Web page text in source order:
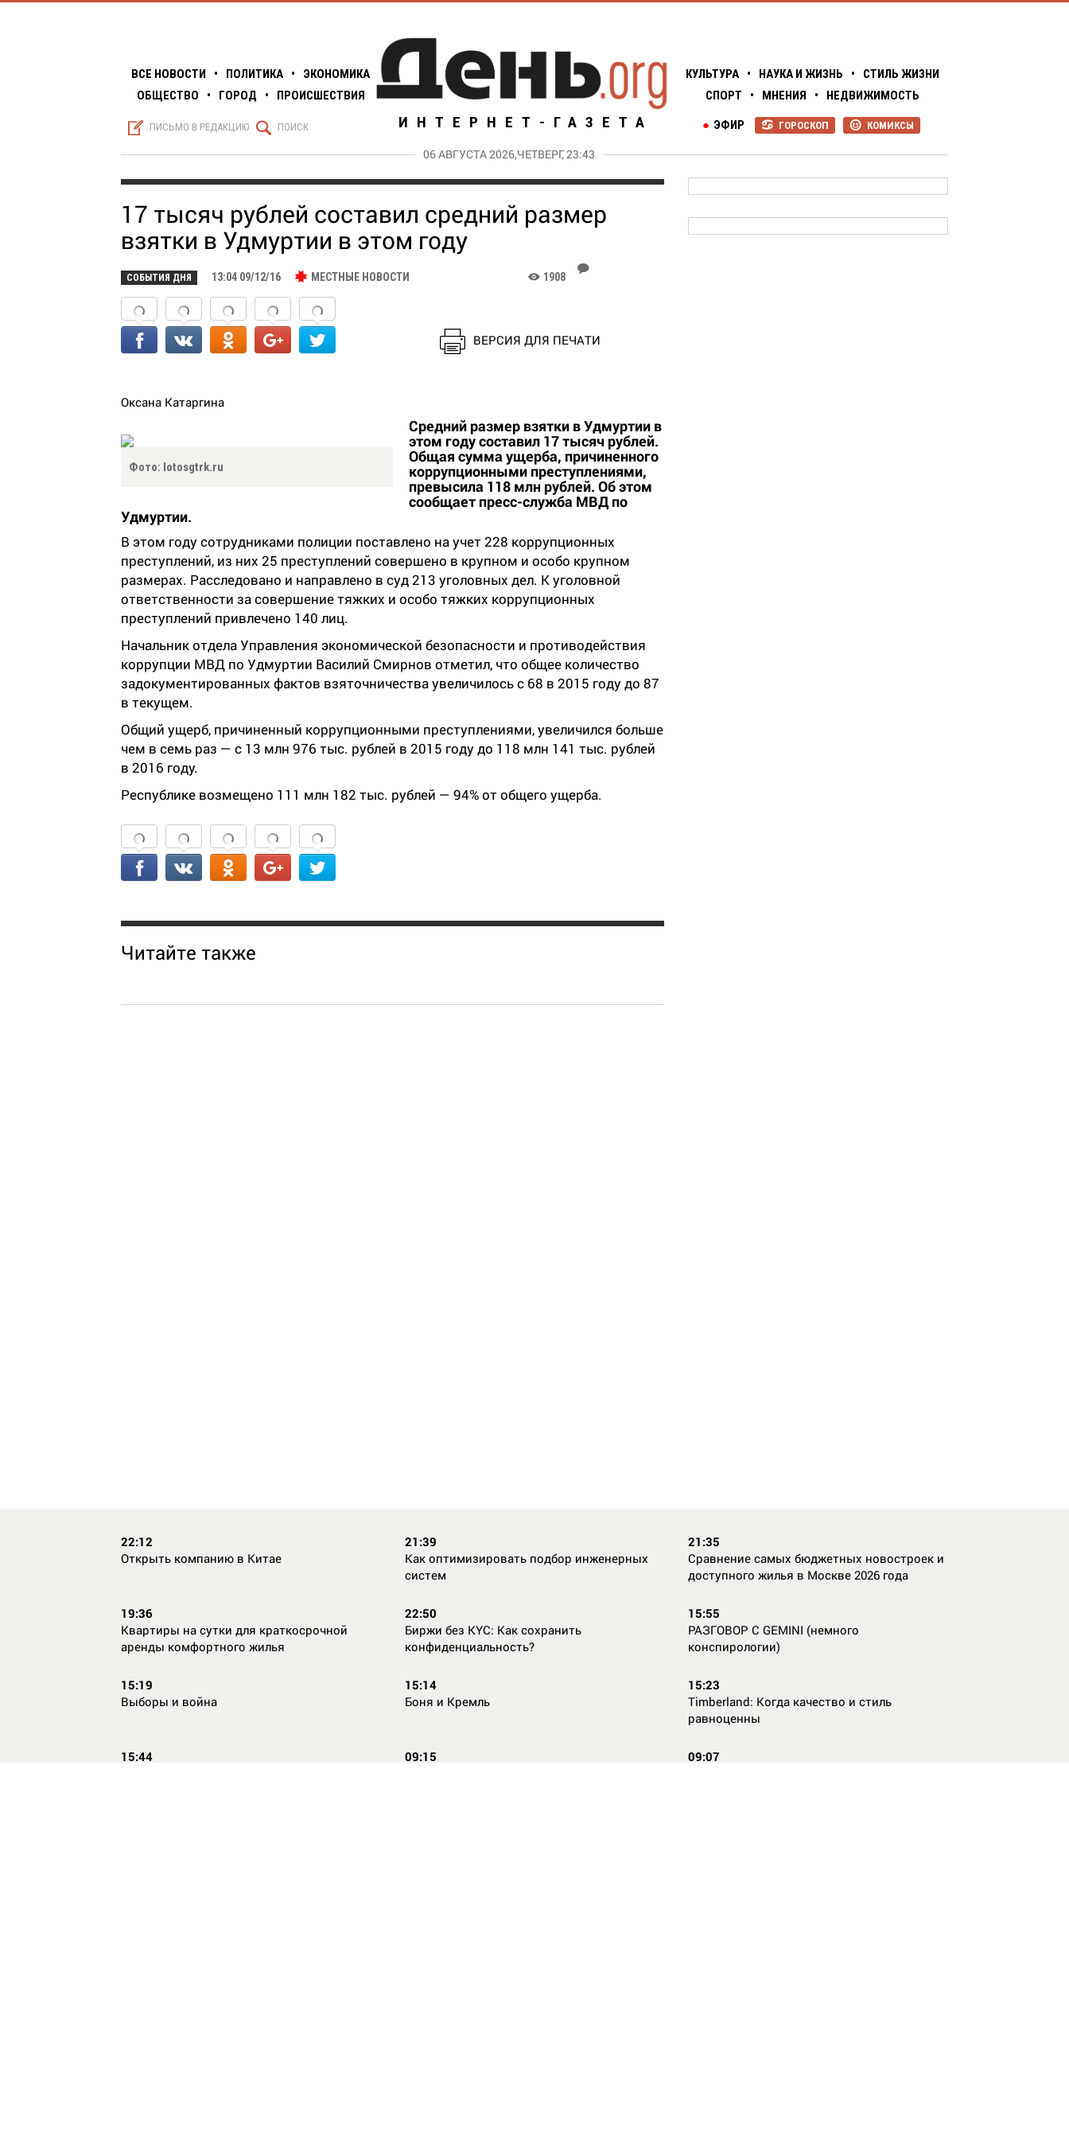
ВСЕ НОВОСТИ • ПОЛИТИКА •
ЭКОНОМИКА
ОБЩЕСТВО
• ГОРОД • ПРОИСШЕСТВИЯ
S ПИСЬМО В РЕДАКЦИЮ Q ПОИСК ИНТЕРНЕТ-ГАЗЕТА
КУЛЬТУРА • НАУКА И ЖИЗНЬ •
СТИЛЬ ЖИЗНИ
СПОРТ
• МНЕНИЯ • НЕДВИЖИМОСТЬ
P КОМИКСЫ
R ГОРОСКОП
● ЭФИР
06 АВГУСТА 2026,ЧЕТВЕРГ, 23:43
17 тысяч рублей составил средний размер
взятки в Удмуртии в этом году
СОБЫТИЯ ДНЯ 13:04 09/12/16 МЕСТНЫЕ НОВОСТИ K 1908
J
ВЕРСИЯ ДЛЯ ПЕЧАТИ
Оксана Катаргина
Фото: lotosgtrk.ru
Средний размер взятки в Удмуртии в
этом году составил 17 тысяч рублей.
Общая сумма ущерба, причиненного
коррупционными преступлениями,
превысила 118 млн рублей. Об этом
сообщает пресс-служба МВД по
Удмуртии.
В этом году сотрудниками полиции поставлено на учет 228 коррупционных
преступлений, из них 25 преступлений совершено в крупном и особо крупном
размерах. Расследовано и направлено в суд 213 уголовных дел. К уголовной
ответственности за совершение тяжких и особо тяжких коррупционных
преступлений привлечено 140 лиц.
Начальник отдела Управления экономической безопасности и противодействия
коррупции МВД по Удмуртии Василий Смирнов отметил, что общее количество
задокументированных фактов взяточничества увеличилось с 68 в 2015 году до 87
в текущем.
Общий ущерб, причиненный коррупционными преступлениями, увеличился больше
чем в семь раз — с 13 млн 976 тыс. рублей в 2015 году до 118 млн 141 тыс. рублей
в 2016 году.
Республике возмещено 111 млн 182 тыс. рублей — 94% от общего ущерба.
Читайте также
22:12
Открыть компанию в Китае
21:39
Как оптимизировать подбор инженерных
систем
21:35
Сравнение самых бюджетных новостроек и
доступного жилья в Москве 2026 года
19:36
Квартиры на сутки для краткосрочной
аренды комфортного жилья
22:50
Биржи без KYC: Как сохранить
конфиденциальность?
15:55
РАЗГОВОР С GEMINI (немного
конспирологии)
15:19
Выборы и война
15:14
Боня и Кремль
15:23
Timberland: Когда качество и стиль
равноценны
15:44
09:15
09:07